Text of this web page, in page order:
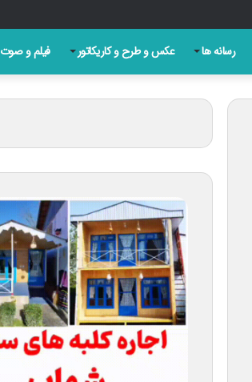
رسانه ها عکس و طرح و کاریکاتور فیلم و صوت